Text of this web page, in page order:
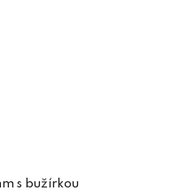
s bužírkou